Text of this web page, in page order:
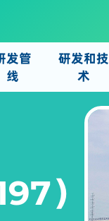
发管
线
研发和技
术
）